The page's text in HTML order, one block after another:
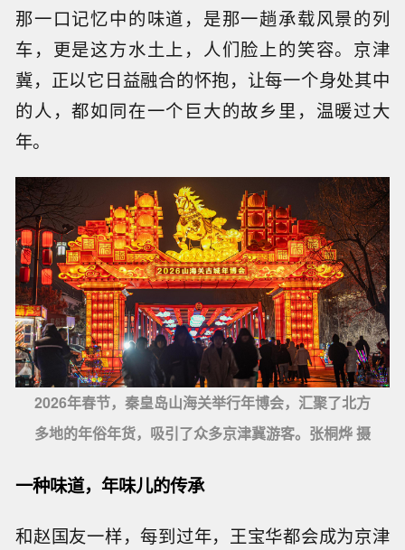
那一口记忆中的味道，是那一趟承载风景的列
车，更是这方水土上，人们脸上的笑容。京津
冀，正以它日益融合的怀抱，让每一个身处其中
的人，都如同在一个巨大的故乡里，温暖过大
年。
2026年春节，秦皇岛山海关举行年博会，汇聚了北方
多地的年俗年货，吸引了众多京津冀游客。张桐烨 摄
一种味道，年味儿的传承
和赵国友一样，每到过年，王宝华都会成为京津